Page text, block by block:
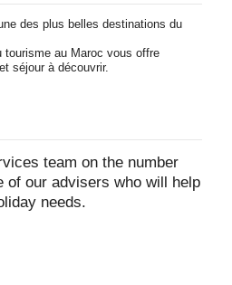
des plus belles destinations du
au Maroc vous offre
séjour à découvrir.
team on the number
of our advisers who will help
needs.